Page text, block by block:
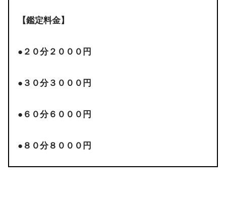
・長野市｜町田香織 先生【ヒーリングルー
・上田｜光輪観道場 横田先生
・長野市｜スピリチュアルクリニック水野
・岐阜市｜｜ヒーリングサロン月下香 看
・各務原｜「ポラリス」
【鑑定料金】
●２０分２０００円
●３０分３０００円
●６０分６０００円
●８０分８０００円